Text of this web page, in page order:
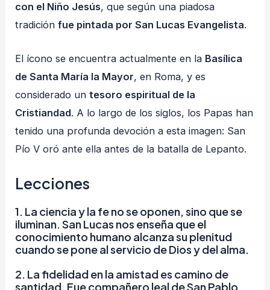
con el Niño Jesús, que según una piadosa
tradiciónfue pintada por San Lucas Evangelista.
El ícono se encuentra actualmente en la Basílica
de Santa María la Mayor, en Roma, y es
considerado untesoro espiritual de la
Cristiandad. A lo largo de los siglos, los Papas han
tenido una profunda devoción a esta imagen: San
Pío V oró ante ella antes de la batalla de Lepanto.
Lecciones
1. La ciencia y la fe no se oponen, sino que se
iluminan.San Lucas nos enseña que el
conocimiento humano alcanza su plenitud
cuando se pone al servicio de Dios y del alma.
2. La fidelidad en la amistad es camino de
santidad. Fue compañero leal de San Pablo,